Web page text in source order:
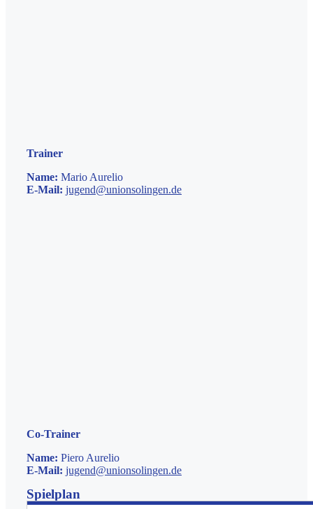
Trainer
Name: Mario Aurelio
E-Mail: jugend@unionsolingen.de
Co-Trainer
Name: Piero Aurelio
E-Mail: jugend@unionsolingen.de
Spielplan